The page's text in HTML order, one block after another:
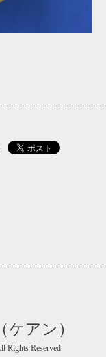
アン）
Rights Reserved.